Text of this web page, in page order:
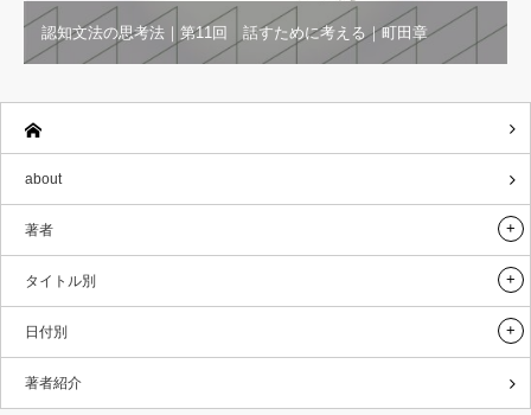
認知文法の思考法｜第11回 話すために考える｜町田章
about
著者
タイトル別
日付別
著者紹介